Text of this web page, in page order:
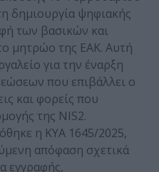
δημιουργία ψηφιακής
των βασικών και
μητρώο της ΕΑΚ. Αυτή
για την έναρξη
που επιβάλλει ο
και φορείς που
της NIS2.
η ΚΥΑ 1645/2025,
απόφαση σχετικά
εγγραφής,